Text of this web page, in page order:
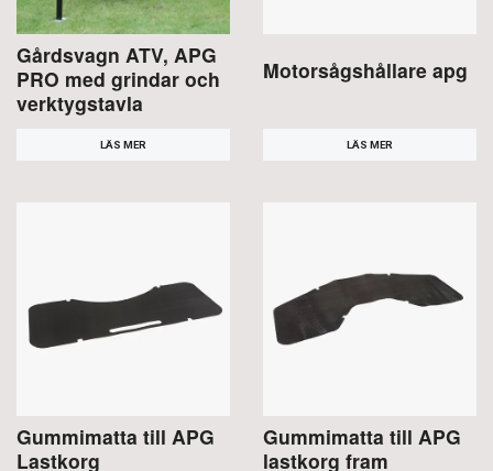
Gårdsvagn ATV, APG
PRO med grindar och
verktygstavla
LÄS MER
Motorsågshållare apg
LÄS MER
Gummimatta till APG
Lastkorg
Gummimatta till APG
lastkorg fram